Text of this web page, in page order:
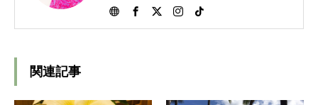
立開業したい女性をサポート。心が軽くなるハ
関連記事